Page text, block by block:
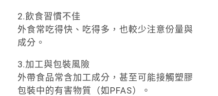
2️.飲食習慣不佳
外食常吃得快、吃得多，也較少注意份量與
成分。
3️.加工與包裝風險
外帶食品常含加工成分，甚至可能接觸塑膠
包裝中的有害物質（如PFAS）。